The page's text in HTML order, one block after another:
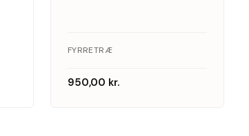
FYRRETRÆ
950,00 kr.